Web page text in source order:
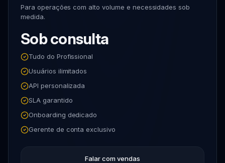
Para operações com alto volume e necessidades sob
medida.
Sob consulta
Tudo do Profissional
Usuários ilimitados
API personalizada
SLA garantido
Onboarding dedicado
Gerente de conta exclusivo
Falar com vendas